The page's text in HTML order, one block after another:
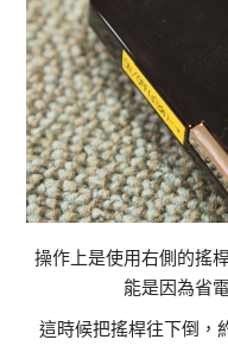
操作上是使用右側的搖
能是因為省
這時候把搖桿往下倒，